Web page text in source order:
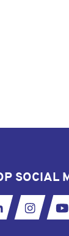
SOCIAL
onze
naar onze
Ga